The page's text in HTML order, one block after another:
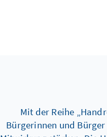
Mit der Reihe
Bürgerinnen und